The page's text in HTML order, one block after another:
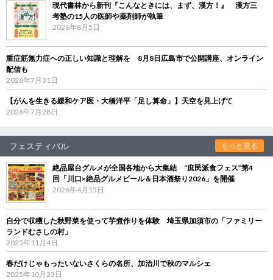
現代書林から新刊『こんなときには、まず、漢方！』 漢方三
考塾の15人の医師や薬剤師が執筆
2026年8月5日
重症筋無力症への正しい知識と理解を 8月8日広島市で公開講座、オンライン
配信も
2026年7月31日
【がんを生きる緩和ケア医・大橋洋平「足し算命」】天空を見上げて
2026年7月28日
フェスティバル もっと見る
絶品屋台グルメが全国各地から大集結 “庶民派食フェス”第4
回「川口×絶品グルメビール＆日本酒祭り2026」を開催
2026年4月15日
自分で収穫した秋野菜を使って芋煮作りを体験 埼玉県加須市の「ファミリー
ランドむさしの村」
2025年11月4日
春だけじゃもったいないさくらの名所、加治川で秋のマルシェ
2025年10月23日